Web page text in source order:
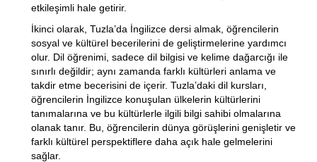
etkileşimli hale getirir.
İkinci olarak, Tuzla’da İngilizce dersi almak, öğrencilerin
sosyal ve kültürel becerilerini de geliştirmelerine yardımcı
olur. Dil öğrenimi, sadece dil bilgisi ve kelime dağarcığı ile
sınırlı değildir; aynı zamanda farklı kültürleri anlama ve
takdir etme becerisini de içerir. Tuzla’daki dil kursları,
öğrencilerin İngilizce konuşulan ülkelerin kültürlerini
tanımalarına ve bu kültürlerle ilgili bilgi sahibi olmalarına
olanak tanır. Bu, öğrencilerin dünya görüşlerini genişletir ve
farklı kültürel perspektiflere daha açık hale gelmelerini
sağlar.